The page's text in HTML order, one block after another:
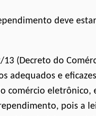
deve
(Decreto do
adequados e
comércio eletrônico,
pois a